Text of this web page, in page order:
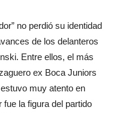
no perdió su identidad
de los delanteros
Entre ellos, el más
ex Boca Juniors
muy atento en
la figura del partido